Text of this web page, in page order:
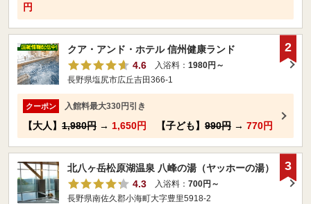
円
クア・アンド・ホテル 信州健康ランド
4.6
入浴料： 1980円～
長野県塩尻市広丘吉田366-1
クーポン 入館料最大330円引き
【大人】 1,980円 → 1,650円 【子ども】 990円 → 770円
2
北八ヶ岳松原湖温泉 八峰の湯（ヤッホーの湯）
4.3
入浴料： 700円～
長野県南佐久郡小海町大字豊里5918-2
3